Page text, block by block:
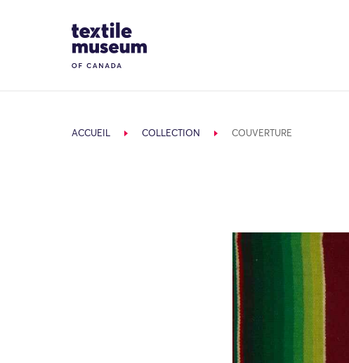
Site Logo
ACCUEIL COLLECTION COUVERTURE